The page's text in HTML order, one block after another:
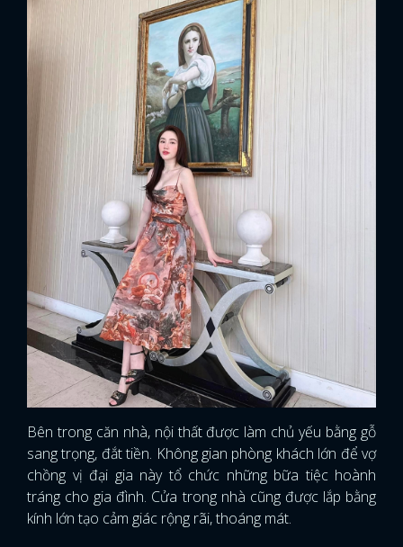
Bên trong căn nhà, nội thất được làm chủ yếu bằng gỗ
sang trọng, đắt tiền. Không gian phòng khách lớn để vợ
chồng vị đại gia này tổ chức những bữa tiệc hoành
tráng cho gia đình. Cửa trong nhà cũng được lắp bằng
kính lớn tạo cảm giác rộng rãi, thoáng mát.